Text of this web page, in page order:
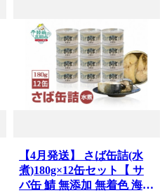
【4月発送】 さば缶詰(水
煮)180g×12缶セット【 サ
バ缶 鯖 無添加 無着色 海産